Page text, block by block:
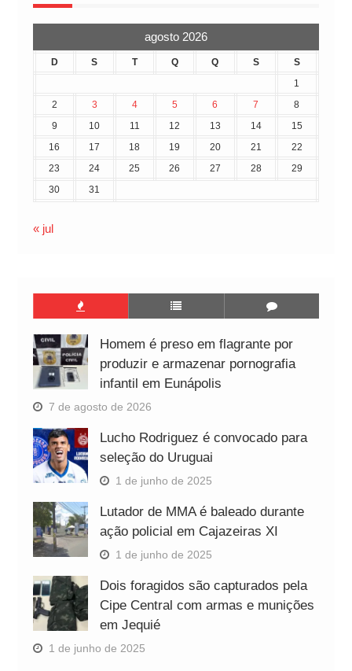
agosto 2026
D S T Q Q S
S
1
2
3 4 5 6 7
8
9
10 11 12 13 14
15
16
17 18 19 20 21
22
23
24 25 26 27 28
29
30
31
« jul
Homem é preso em flagrante por
produzir e armazenar pornografia
infantil em Eunápolis
7 de agosto de 2026
Lucho Rodriguez é convocado para
seleção do Uruguai
1 de junho de 2025
Lutador de MMA é baleado durante
ação policial em Cajazeiras XI
1 de junho de 2025
Dois foragidos são capturados pela
Cipe Central com armas e munições
em Jequié
1 de junho de 2025